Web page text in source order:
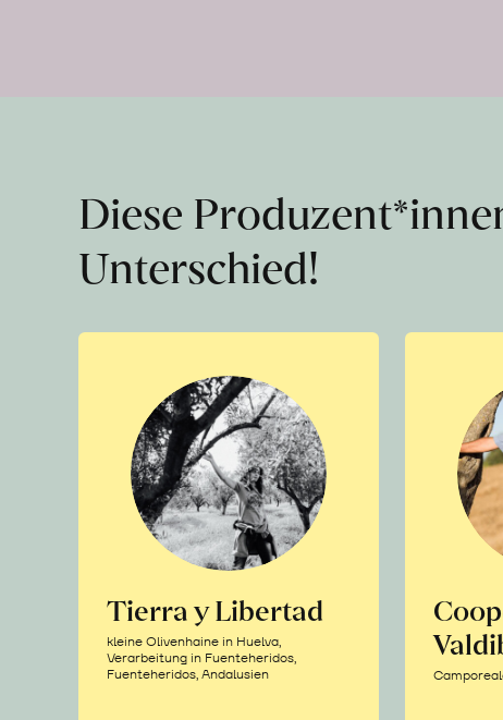
Diese
Unterschied!
Tierra y Libertad
kleine Olivenhaine in Huelva,
Verarbeitung in Fuenteheridos,
Fuenteheridos, Andalusien